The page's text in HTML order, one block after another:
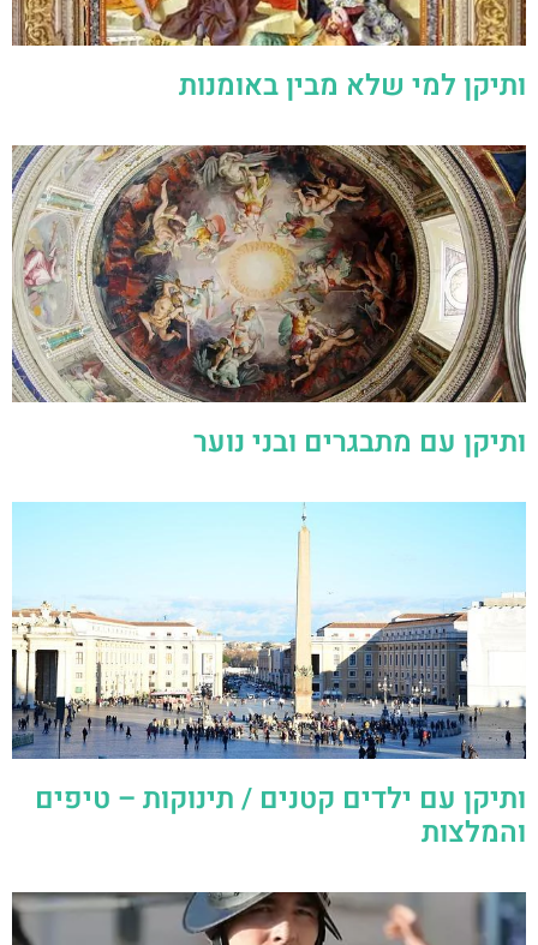
ותיקן למי שלא מבין באומנות
ותיקן עם מתבגרים ובני נוער
ותיקן עם ילדים קטנים / תינוקות – טיפים
והמלצות